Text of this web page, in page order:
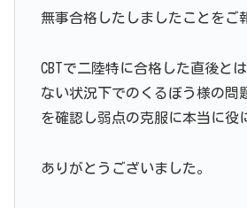
無事合格したしましたことをご
CBTで二陸特に合格した直後と
ない状況下でのくるぼう様の問
を確認し弱点の克服に本当に役
ありがとうございました。